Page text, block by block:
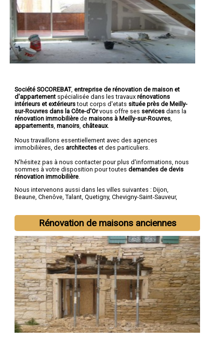
Société SOCOREBAT, entreprise de rénovation de maison et
d'appartement spécialisée dans les travaux rénovations
intérieurs et extérieurstout corps d'etats située près de Meilly-
sur-Rouvres dans la Côte-d'Orvous offre ses services dans la
rénovation immobilière de maisons à Meilly-sur-Rouvres
appartements manoirs châteaux.
Nous travaillons essentiellement avec des agences
immobilières, des architectes et des particuliers.
N'hésitez pas à nous contacter pour plus d'informations, nous
sommes à votre disposition pour toutes demandes de devis
rénovation immobilière
Nous intervenons aussi dans les villes suivantes : Dijon,
Beaune, Chenôve, Talant, Quetigny, Chevigny-Saint-Sauveur,
Rénovation de maisons anciennes